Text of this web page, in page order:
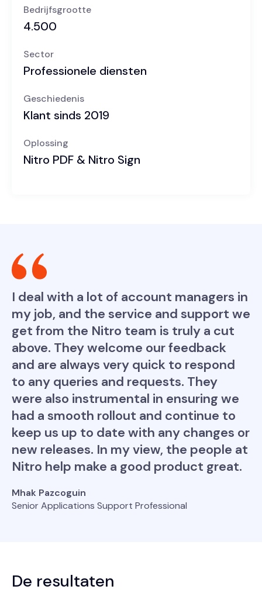
Bedrijfsgrootte
4.500
Sector
Professionele diensten
Geschiedenis
Klant sinds 2019
Oplossing
Nitro PDF & Nitro Sign
I deal with a lot of account managers in
my job, and the service and support we
get from the Nitro team is truly a cut
above. They welcome our feedback
and are always very quick to respond
to any queries and requests. They
were also instrumental in ensuring we
had a smooth rollout and continue to
keep us up to date with any changes or
new releases. In my view, the people at
Nitro help make a good product great.
Mhak Pazcoguin
Senior Applications Support Professional
De resultaten